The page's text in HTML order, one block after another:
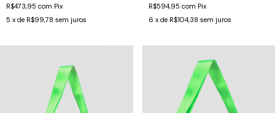
R$473,95 com Pix
5 x de R$99,78 sem juros
R$594,95 com Pix
6 x de R$104,38 sem juros